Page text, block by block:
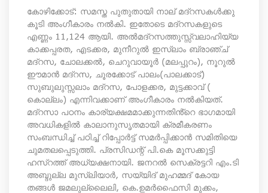
കോഴിക്കോട്: സമസ്ത പുതുതായി നാല് മദ്‌റസകൾക്കു
കൂടി അംഗീകാരം നൽകി. ഇതോടെ മദ്‌റസകളുടെ
എണ്ണം 11,124 ആയി. അൽമദ്‌റസത്തുസ്സ്വലാഹിയ്യ
കാക്കപ്പരത, എടക്കര, മുനീറുൽ ഇസ്ലാം ബ്രാഞ്ച്
മദ്‌റസ, ചോലക്കൽ, ചെറുവായൂർ (മലപ്പുറം), നൂറുൽ
ഈമാൻ മദ്‌റസ, ചൂരക്കോട് പാലം(പാലക്കാട്)
സുബുലുസ്സലാം മദ്‌റസ, പോളക്കര, മുട്ടക്കാവ് (
കൊല്ലം) എന്നിവക്കാണ് അംഗീകാരം നൽകിയത്.
മദ്‌റസാ പഠനം കാര്യക്ഷമമാക്കുന്നതിൻ്റെ ഭാഗമായി
അവധികളിൽ കാലാനുസൃതമായി ക്രമീകരണം
സംബന്ധിച്ച് പഠിച്ച് റിപ്പോർട്ട് സമർപ്പിക്കാൻ സമിതിയെ
ചുമതലപ്പെടുത്തി. പ്രസിഡന്റ് പി.കെ മൂസക്കുട്ടി
ഹസ്‌റത്ത് അധ്യക്ഷനായി. ജനറൽ സെക്രട്ടറി എം.ടി
അബ്ദുല്ല മുസ്ലിയാർ, സയ്യിദ് മുഹമ്മദ് കോയ
തങ്ങൾ ജമലുല്ലൈലി, കെ.ഉമർഫൈസി മുക്കം,